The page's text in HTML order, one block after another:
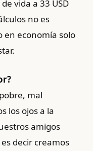
vida a 33 USD
no es
en economía solo
mal
los ojos a la
amigos
decir creamos